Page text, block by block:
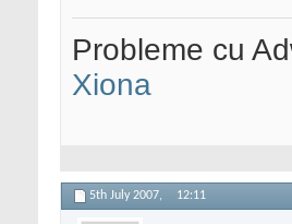
Probleme cu
Xiona
5th July 2007, 12:11